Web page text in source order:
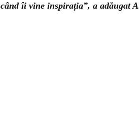
când îi vine inspirația”, a adăugat